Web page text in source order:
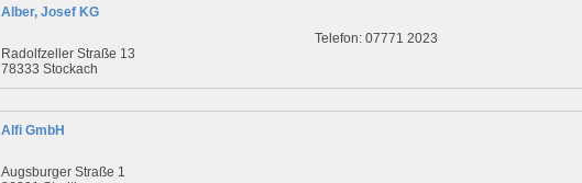
Alber, Josef KG
Radolfzeller Straße 13
78333 Stockach
Telefon: 07771 2023
Alfi GmbH
Augsburger Straße 1